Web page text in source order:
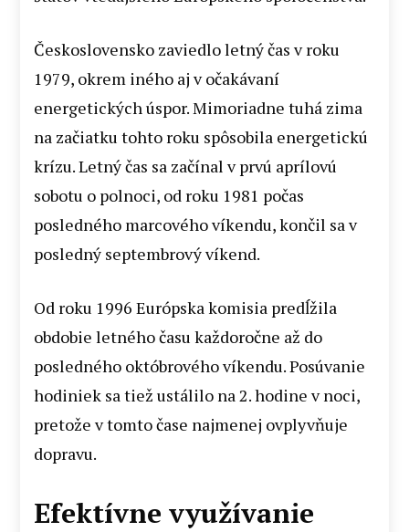
Československo zaviedlo letný čas v roku
1979, okrem iného aj v očakávaní
energetických úspor. Mimoriadne tuhá zima
na začiatku tohto roku spôsobila energetickú
krízu. Letný čas sa začínal v prvú aprílovú
sobotu o polnoci, od roku 1981 počas
posledného marcového víkendu, končil sa v
posledný septembrový víkend.
Od roku 1996 Európska komisia predĺžila
obdobie letného času každoročne až do
posledného októbrového víkendu. Posúvanie
hodiniek sa tiež ustálilo na 2. hodine v noci,
pretože v tomto čase najmenej ovplyvňuje
dopravu.
Efektívne využívanie